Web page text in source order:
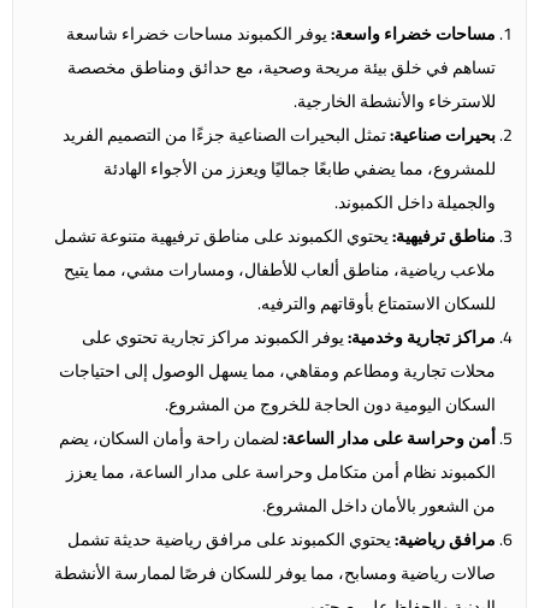
مساحات خضراء واسعة:يوفر الكمبوند مساحات خضراء شاسعة
تساهم في خلق بيئة مريحة وصحية، مع حدائق ومناطق مخصصة
للاسترخاء والأنشطة الخارجية.
بحيرات صناعية:تمثل البحيرات الصناعية جزءًا من التصميم الفريد
للمشروع، مما يضفي طابعًا جماليًا ويعزز من الأجواء الهادئة
والجميلة داخل الكمبوند.
مناطق ترفيهية:يحتوي الكمبوند على مناطق ترفيهية متنوعة تشمل
ملاعب رياضية، مناطق ألعاب للأطفال، ومسارات مشي، مما يتيح
للسكان الاستمتاع بأوقاتهم والترفيه.
مراكز تجارية وخدمية:يوفر الكمبوند مراكز تجارية تحتوي على
محلات تجارية ومطاعم ومقاهي، مما يسهل الوصول إلى احتياجات
السكان اليومية دون الحاجة للخروج من المشروع.
أمن وحراسة على مدار الساعة:لضمان راحة وأمان السكان، يضم
الكمبوند نظام أمن متكامل وحراسة على مدار الساعة، مما يعزز
من الشعور بالأمان داخل المشروع.
مرافق رياضية:يحتوي الكمبوند على مرافق رياضية حديثة تشمل
صالات رياضية ومسابح، مما يوفر للسكان فرصًا لممارسة الأنشطة